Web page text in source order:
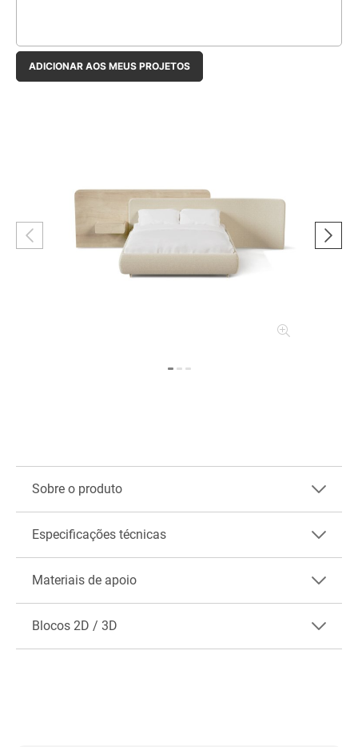
ADICIONAR AOS MEUS PROJETOS
Sobre o produto
Especificações técnicas
Materiais de apoio
Blocos 2D / 3D